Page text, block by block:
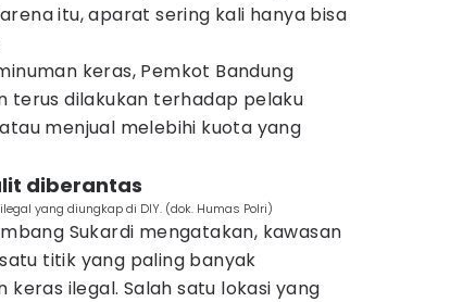
itu, aparat sering kali hanya bisa
keras, Pemkot Bandung
terus dilakukan terhadap pelaku
menjual melebihi kuota yang
diberantas
yang diungkap di DIY. (dok. Humas Polri)
Sukardi mengatakan, kawasan
titik yang paling banyak
ilegal. Salah satu lokasi yang